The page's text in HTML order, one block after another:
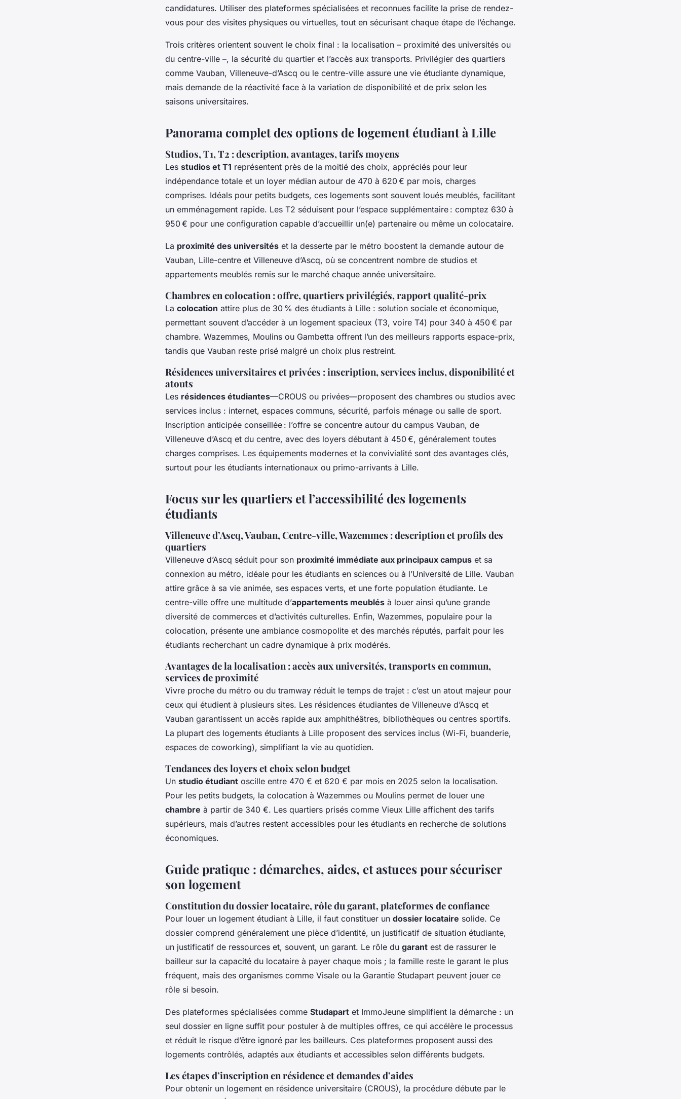
candidatures. Utiliser des plateformes spécialisées et reconnues facilite la prise de rendez-
vous pour des visites physiques ou virtuelles, tout en sécurisant chaque étape de l’échange.
Trois critères orientent souvent le choix final : la localisation – proximité des universités ou
du centre-ville –, la sécurité du quartier et l’accès aux transports. Privilégier des quartiers
comme Vauban, Villeneuve-d’Ascq ou le centre-ville assure une vie étudiante dynamique,
mais demande de la réactivité face à la variation de disponibilité et de prix selon les
saisons universitaires.
Panorama complet des options de logement étudiant à Lille
Studios, T1, T2 : description, avantages, tarifs moyens
Les studios et T1 représentent près de la moitié des choix, appréciés pour leur
indépendance totale et un loyer médian autour de 470 à 620 € par mois, charges
comprises. Idéals pour petits budgets, ces logements sont souvent loués meublés, facilitant
un emménagement rapide. Les T2 séduisent pour l’espace supplémentaire : comptez 630 à
950 € pour une configuration capable d’accueillir un(e) partenaire ou même un colocataire.
La proximité des universités et la desserte par le métro boostent la demande autour de
Vauban, Lille-centre et Villeneuve d’Ascq, où se concentrent nombre de studios et
appartements meublés remis sur le marché chaque année universitaire.
Chambres en colocation : offre, quartiers privilégiés, rapport qualité-prix
La colocation attire plus de 30 % des étudiants à Lille : solution sociale et économique,
permettant souvent d’accéder à un logement spacieux (T3, voire T4) pour 340 à 450 € par
chambre. Wazemmes, Moulins ou Gambetta offrent l’un des meilleurs rapports espace-prix,
tandis que Vauban reste prisé malgré un choix plus restreint.
Résidences universitaires et privées : inscription, services inclus, disponibilité et
atouts
Les résidences étudiantes—CROUS ou privées—proposent des chambres ou studios avec
services inclus : internet, espaces communs, sécurité, parfois ménage ou salle de sport.
Inscription anticipée conseillée : l’offre se concentre autour du campus Vauban, de
Villeneuve d’Ascq et du centre, avec des loyers débutant à 450 €, généralement toutes
charges comprises. Les équipements modernes et la convivialité sont des avantages clés,
surtout pour les étudiants internationaux ou primo-arrivants à Lille.
Focus sur les quartiers et l’accessibilité des logements
étudiants
Villeneuve d’Ascq, Vauban, Centre-ville, Wazemmes : description et profils des
quartiers
Villeneuve d’Ascq séduit pour son proximité immédiate aux principaux campus et sa
connexion au métro, idéale pour les étudiants en sciences ou à l’Université de Lille. Vauban
attire grâce à sa vie animée, ses espaces verts, et une forte population étudiante. Le
centre-ville offre une multitude d’appartements meublés à louer ainsi qu’une grande
diversité de commerces et d’activités culturelles. Enfin, Wazemmes, populaire pour la
colocation, présente une ambiance cosmopolite et des marchés réputés, parfait pour les
étudiants recherchant un cadre dynamique à prix modérés.
Avantages de la localisation : accès aux universités, transports en commun,
services de proximité
Vivre proche du métro ou du tramway réduit le temps de trajet : c’est un atout majeur pour
ceux qui étudient à plusieurs sites. Les résidences étudiantes de Villeneuve d’Ascq et
Vauban garantissent un accès rapide aux amphithéâtres, bibliothèques ou centres sportifs.
La plupart des logements étudiants à Lille proposent des services inclus (Wi-Fi, buanderie,
espaces de coworking), simplifiant la vie au quotidien.
Tendances des loyers et choix selon budget
Un studio étudiant oscille entre 470 € et 620 € par mois en 2025 selon la localisation.
Pour les petits budgets, la colocation à Wazemmes ou Moulins permet de louer une
chambre à partir de 340 €. Les quartiers prisés comme Vieux Lille affichent des tarifs
supérieurs, mais d’autres restent accessibles pour les étudiants en recherche de solutions
économiques.
Guide pratique : démarches, aides, et astuces pour sécuriser
son logement
Constitution du dossier locataire, rôle du garant, plateformes de confiance
Pour louer un logement étudiant à Lille, il faut constituer un dossier locataire solide. Ce
dossier comprend généralement une pièce d’identité, un justificatif de situation étudiante,
un justificatif de ressources et, souvent, un garant. Le rôle du garant est de rassurer le
bailleur sur la capacité du locataire à payer chaque mois ; la famille reste le garant le plus
fréquent, mais des organismes comme Visale ou la Garantie Studapart peuvent jouer ce
rôle si besoin.
Des plateformes spécialisées comme Studapart et ImmoJeune simplifient la démarche : un
seul dossier en ligne suffit pour postuler à de multiples offres, ce qui accélère le processus
et réduit le risque d’être ignoré par les bailleurs. Ces plateformes proposent aussi des
logements contrôlés, adaptés aux étudiants et accessibles selon différents budgets.
Les étapes d’inscription en résidence et demandes d’aides
Pour obtenir un logement en résidence universitaire (CROUS), la procédure débute par le